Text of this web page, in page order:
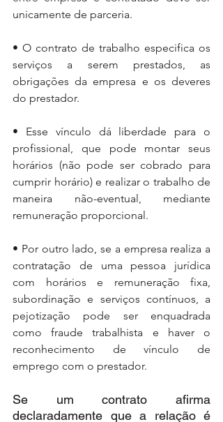
unicamente de parceria.
• O contrato de trabalho especifica os
serviços a serem prestados, as
obrigações da empresa e os deveres
do prestador.
• Esse vínculo dá liberdade para o
profissional, que pode montar seus
horários (não pode ser cobrado para
cumprir horário) e realizar o trabalho de
maneira não-eventual, mediante
remuneração proporcional.
• Por outro lado, se a empresa realiza a
contratação de uma pessoa jurídica
com horários e remuneração fixa,
subordinação e serviços contínuos, a
pejotização pode ser enquadrada
como fraude trabalhista e haver o
reconhecimento de vínculo de
emprego com o prestador.
Se um contrato afirma
declaradamente que a relação é